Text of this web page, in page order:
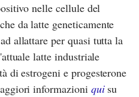
nelle cellule del
da latte geneticamente
allattare per quasi tutta la
latte industriale
di estrogeni e progesterone
informazioni quisu